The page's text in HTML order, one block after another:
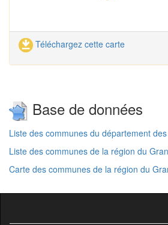
Téléchargez cette carte
Base de données
Liste des communes du département
Liste des communes de la région du
Carte des communes de la région du